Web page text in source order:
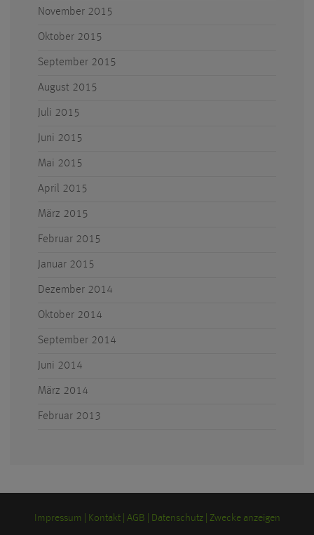
November 2015
Oktober 2015
September 2015
August 2015
Juli 2015
Juni 2015
Mai 2015
April 2015
März 2015
Februar 2015
Januar 2015
Dezember 2014
Oktober 2014
September 2014
Juni 2014
März 2014
Februar 2013
Impressum Kontakt AGB Datenschutz Zwecke anzeigen